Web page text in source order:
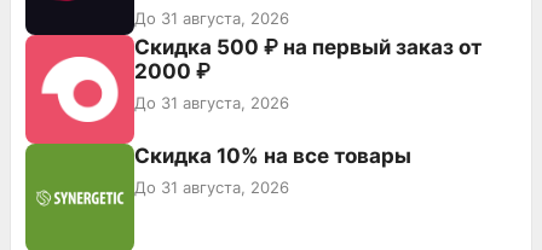
До 31 августа, 2026
Скидка 500 ₽ на первый заказ от
2000 ₽
До 31 августа, 2026
Скидка 10% на все товары
До 31 августа, 2026